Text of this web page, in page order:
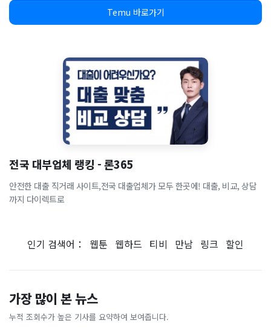
Temu 바로가기
전국 대부업체 랭킹 - 론365
안전한 대출 직거래 사이트,전국 대출업체가 모두 한곳에! 대출, 비교, 상담
까지 다이렉트로
인기 검색어： 웹툰 웹하드 티비 만남 링크 할인
가장 많이 본 뉴스
누적 조회수가 높은 기사를 요약하여 보여줍니다.